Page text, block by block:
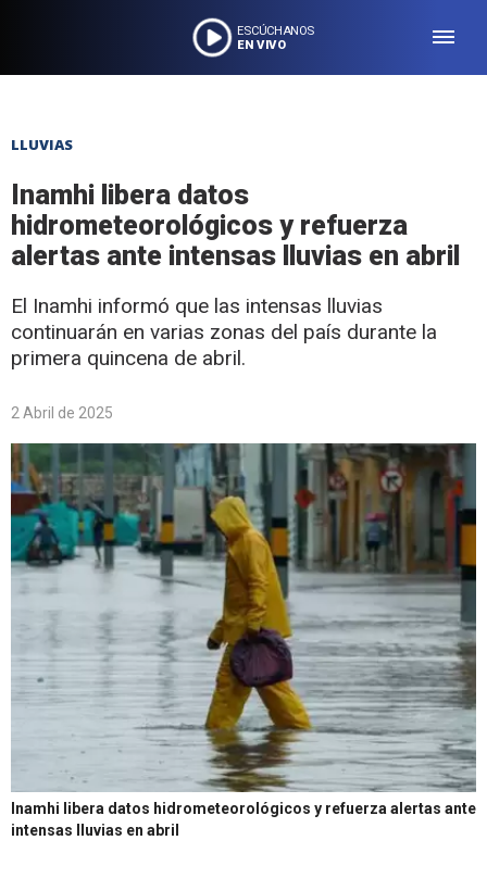
ESCÚCHANOS
EN VIVO
LLUVIAS
Inamhi libera datos
hidrometeorológicos y refuerza
alertas ante intensas lluvias en abril
El Inamhi informó que las intensas lluvias
continuarán en varias zonas del país durante la
primera quincena de abril.
2 Abril de 2025
Inamhi libera datos hidrometeorológicos y refuerza alertas ante
intensas lluvias en abril